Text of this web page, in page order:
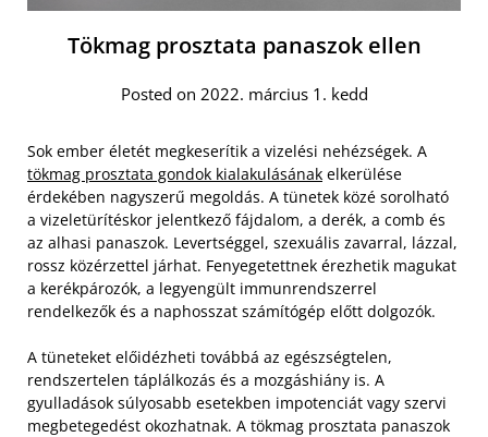
Tökmag prosztata panaszok ellen
Posted on 2022. március 1. kedd
Sok ember életét megkeserítik a vizelési nehézségek. A
tökmag prosztata gondok kialakulásának elkerülése
érdekében nagyszerű megoldás. A tünetek közé sorolható
a vizeletürítéskor jelentkező fájdalom, a derék, a comb és
az alhasi panaszok. Levertséggel, szexuális zavarral, lázzal,
rossz közérzettel járhat. Fenyegetettnek érezhetik magukat
a kerékpározók, a legyengült immunrendszerrel
rendelkezők és a naphosszat számítógép előtt dolgozók.
A tüneteket előidézheti továbbá az egészségtelen,
rendszertelen táplálkozás és a mozgáshiány is. A
gyulladások súlyosabb esetekben impotenciát vagy szervi
megbetegedést okozhatnak. A tökmag prosztata panaszok